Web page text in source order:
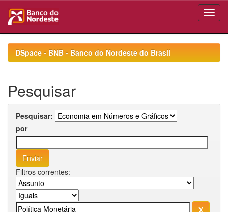
navigationDSpace - BNB - Banco do Nordeste do Brasil
Pesquisar
Pesquisar:
por
Filtros correntes: